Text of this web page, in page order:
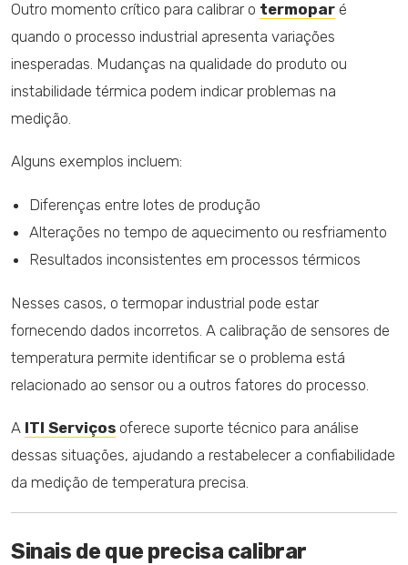
Outro momento crítico para calibrar o termopar é
quando o processo industrial apresenta variações
inesperadas. Mudanças na qualidade do produto ou
instabilidade térmica podem indicar problemas na
medição.
Alguns exemplos incluem:
Diferenças entre lotes de produção
Alterações no tempo de aquecimento ou resfriamento
Resultados inconsistentes em processos térmicos
Nesses casos, o termopar industrial pode estar
fornecendo dados incorretos. A calibração de sensores de
temperatura permite identificar se o problema está
relacionado ao sensor ou a outros fatores do processo.
A ITI Serviços oferece suporte técnico para análise
dessas situações, ajudando a restabelecer a confiabilidade
da medição de temperatura precisa.
Sinais de que precisa calibrar